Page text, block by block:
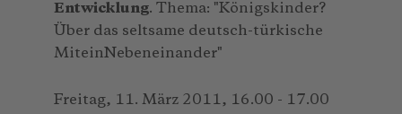
Entwicklung. Thema: "Königskinder?
Über das seltsame deutsch-türkische
MiteinNebeneinander"
Freitag, 11. März 2011, 16.00 - 17.00